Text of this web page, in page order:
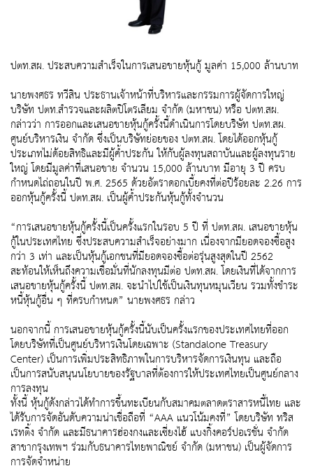
ปตท.สผ. ประสบความสำเร็จในการเสนอขายหุ้นกู้ มูลค่า 15,000 ล้านบาท
นายพงศธร ทวีสิน ประธานเจ้าหน้าที่บริหารและกรรมการผู้จัดการใหญ่
บริษัท ปตท.สำรวจและผลิตปิโตรเลียม จำกัด (มหาชน) หรือ ปตท.สผ.
กล่าวว่า การออกและเสนอขายหุ้นกู้ครั้งนี้ดำเนินการโดยบริษัท ปตท.สผ.
ศูนย์บริหารเงิน จำกัด ซึ่งเป็นบริษัทย่อยของ ปตท.สผ. โดยได้ออกหุ้นกู้
ประเภทไม่ด้อยสิทธิและมีผู้ค้ำประกัน ให้กับผู้ลงทุนสถาบันและผู้ลงทุนราย
ใหญ่ โดยมีมูลค่าที่เสนอขาย จำนวน 15,000 ล้านบาท มีอายุ 3 ปี ครบ
กำหนดไถ่ถอนในปี พ.ศ. 2565 ด้วยอัตราดอกเบี้ยคงที่ต่อปีร้อยละ 2.26 การ
ออกหุ้นกู้ครั้งนี้ ปตท.สผ. เป็นผู้ค้ำประกันหุ้นกู้ทั้งจำนวน
“การเสนอขายหุ้นกู้ครั้งนี้เป็นครั้งแรกในรอบ 5 ปี ที่ ปตท.สผ. เสนอขายหุ้น
กู้ในประเทศไทย ซึ่งประสบความสำเร็จอย่างมาก เนื่องจากมียอดจองซื้อสูง
กว่า 3 เท่า และเป็นหุ้นกู้เอกชนที่มียอดจองซื้อต่อรุ่นสูงสุดในปี 2562
สะท้อนให้เห็นถึงความเชื่อมั่นที่นักลงทุนมีต่อ ปตท.สผ. โดยเงินที่ได้จากการ
เสนอขายหุ้นกู้ครั้งนี้ ปตท.สผ. จะนำไปใช้เป็นเงินทุนหมุนเวียน รวมทั้งชำระ
หนี้หุ้นกู้อื่น ๆ ที่ครบกำหนด” นายพงศธร กล่าว
นอกจากนี้ การเสนอขายหุ้นกู้ครั้งนี้นับเป็นครั้งแรกของประเทศไทยที่ออก
โดยบริษัทที่เป็นศูนย์บริหารเงินโดยเฉพาะ (Standalone Treasury
Center) เป็นการเพิ่มประสิทธิภาพในการบริหารจัดการเงินทุน และถือ
เป็นการสนับสนุนนโยบายของรัฐบาลที่ต้องการให้ประเทศไทยเป็นศูนย์กลาง
การลงทุน
ทั้งนี้ หุ้นกู้ดังกล่าวได้ทำการขึ้นทะเบียนกับสมาคมตลาดตราสารหนี้ไทย และ
ได้รับการจัดอันดับความน่าเชื่อถือที่ “AAA แนวโน้มคงที่” โดยบริษัท ทริส
เรทติ้ง จำกัด และมีธนาคารฮ่องกงและเซี่ยงไฮ้ แบงกิ้งคอร์ปอเรชั่น จำกัด
สาขากรุงเทพฯ ร่วมกับธนาคารไทยพาณิชย์ จำกัด (มหาชน) เป็นผู้จัดการ
การจัดจำหน่าย